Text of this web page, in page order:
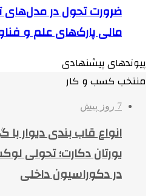
ضرورت تحول در
مالی پارک‌های علم و
پیوندهای پیشنهادی
منتخب کسب و کار
7 روز پیش
انواع قاب بندی دیوار
یورتان دکارت؛ تحولی
در دکوراسیون داخلی